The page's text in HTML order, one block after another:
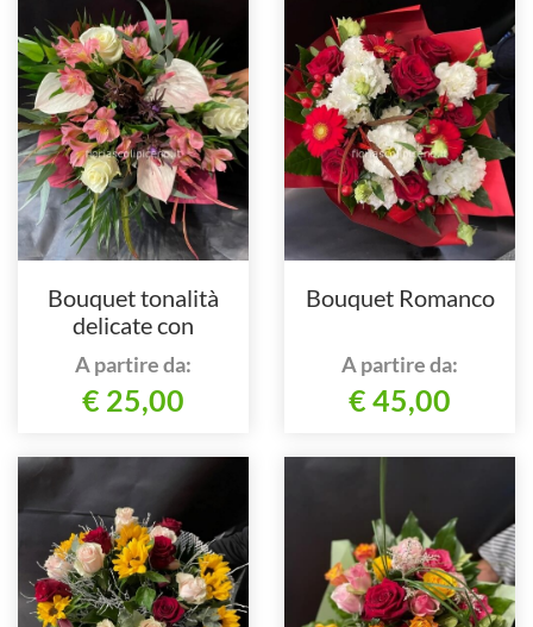
Bouquet tonalità
delicate con
anthurium
A partire da:
€ 25,00
Bouquet Romanco
A partire da:
€ 45,00